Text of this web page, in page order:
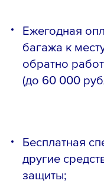
Ежегодная
багажа к
обратно
(до 60 000
Бесплатная
другие
защиты;